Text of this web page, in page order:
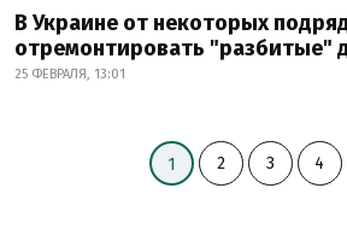
В Украине от некоторых
отремонтировать "разбитые"
25 ФЕВРАЛЯ, 13:01
1 2 3 4